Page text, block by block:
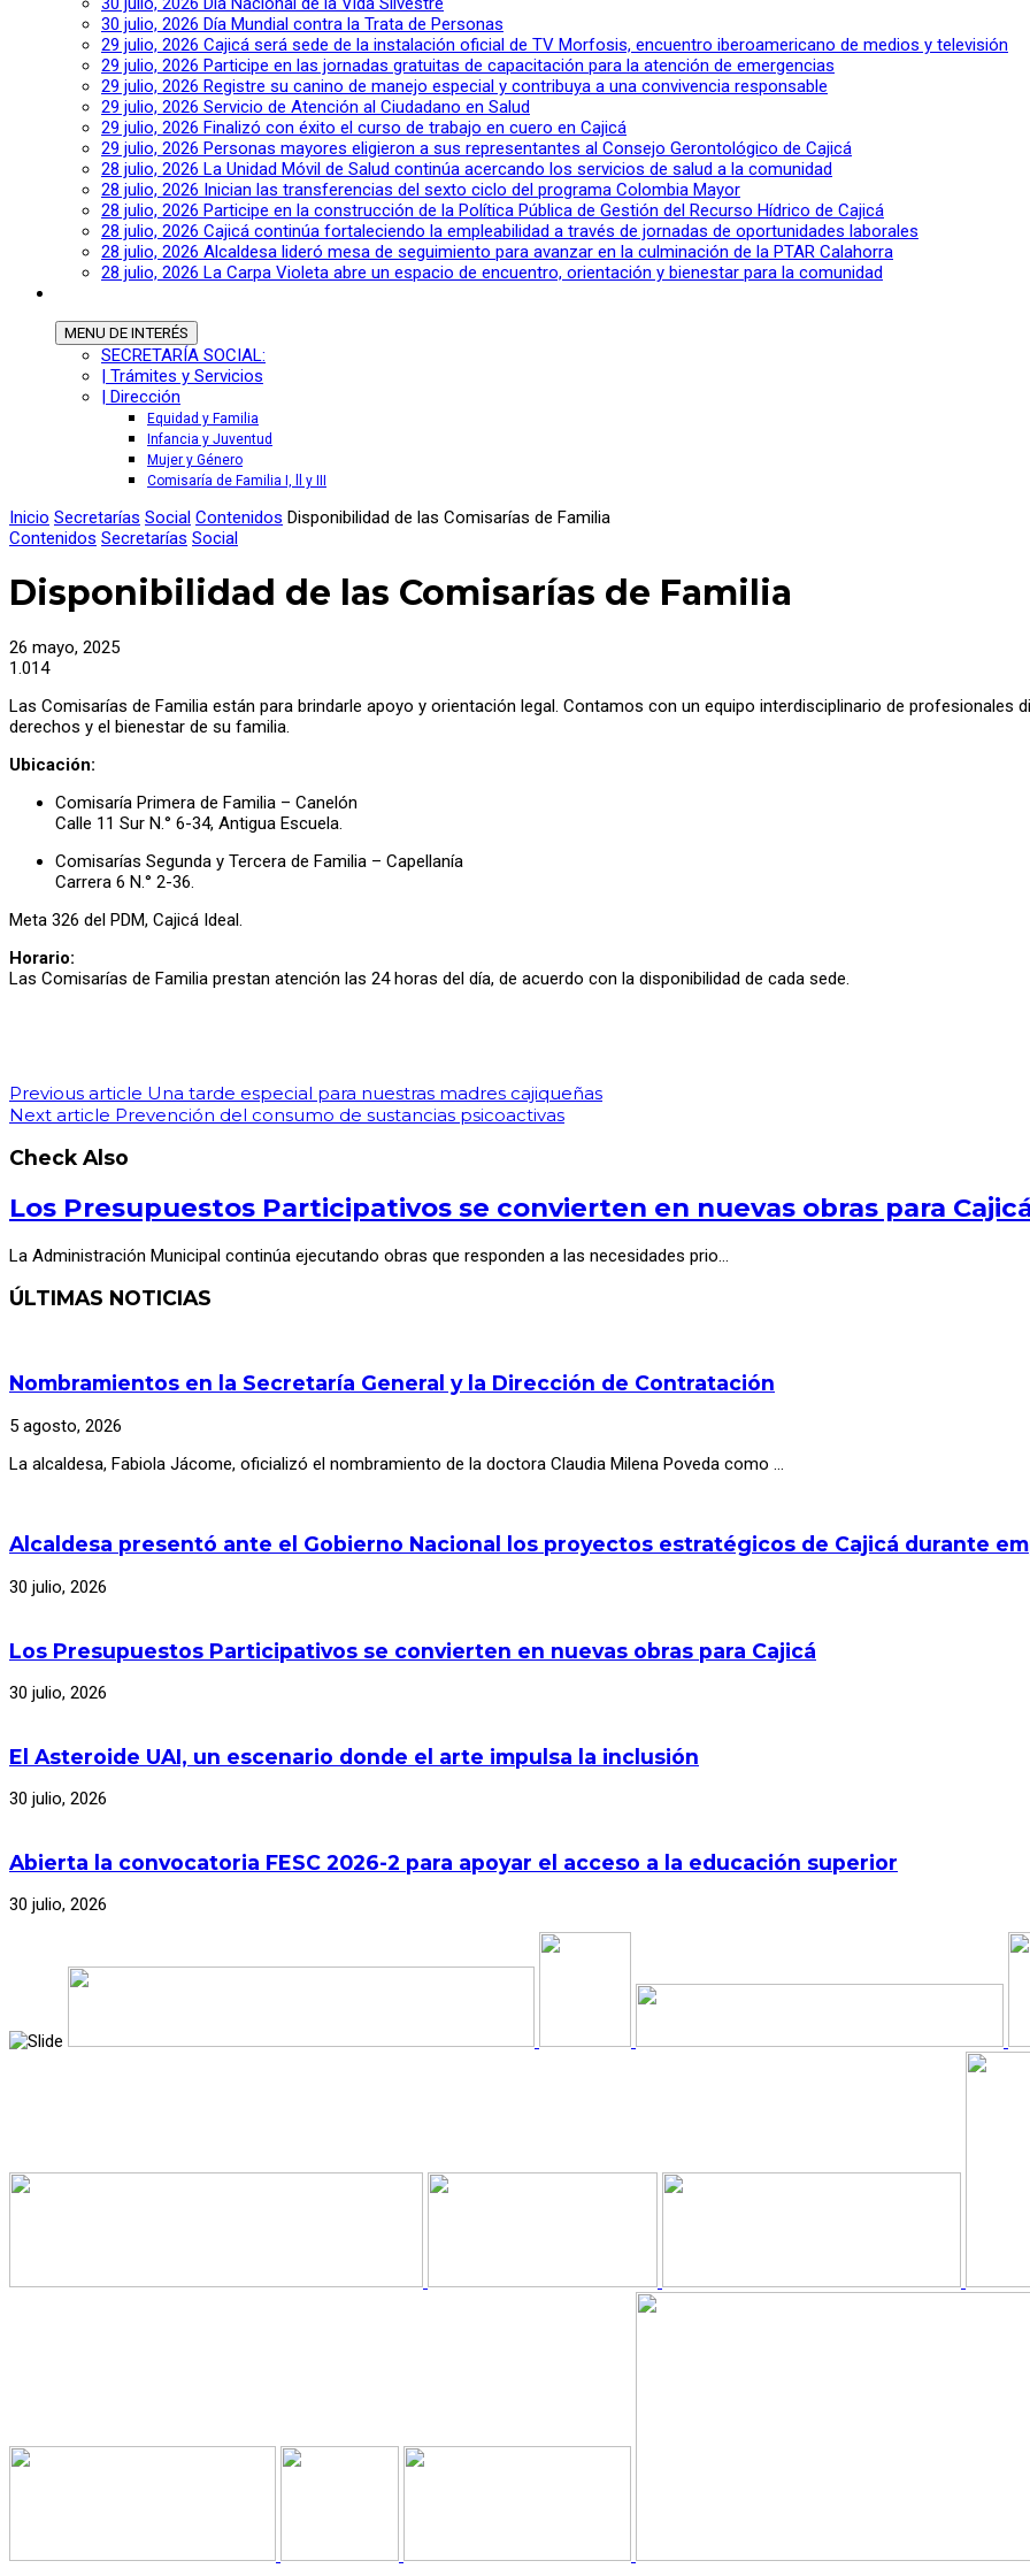
30 julio, 2026 Día Mundial contra la Trata de Personas
29 julio, 2026 Cajicá será sede de la instalación oficial de TV Morfosis, encuentro iberoamericano de medios y televisión
29 julio, 2026 Participe en las jornadas gratuitas de capacitación para la atención de emergencias
29 julio, 2026 Registre su canino de manejo especial y contribuya a una convivencia responsable
29 julio, 2026 Servicio de Atención al Ciudadano en Salud
29 julio, 2026 Finalizó con éxito el curso de trabajo en cuero en Cajicá
29 julio, 2026 Personas mayores eligieron a sus representantes al Consejo Gerontológico de Cajicá
28 julio, 2026 La Unidad Móvil de Salud continúa acercando los servicios de salud a la comunidad
28 julio, 2026 Inician las transferencias del sexto ciclo del programa Colombia Mayor
28 julio, 2026 Participe en la construcción de la Política Pública de Gestión del Recurso Hídrico de Cajicá
28 julio, 2026 Cajicá continúa fortaleciendo la empleabilidad a través de jornadas de oportunidades laborales
28 julio, 2026 Alcaldesa lideró mesa de seguimiento para avanzar en la culminación de la PTAR Calahorra
28 julio, 2026 La Carpa Violeta abre un espacio de encuentro, orientación y bienestar para la comunidad
MENU DE INTERÉS
SECRETARÍA SOCIAL:
| Trámites y Servicios
| Dirección
Equidad y Familia
Infancia y Juventud
Mujer y Género
Comisaría de Familia I, ll y III
Inicio Secretarías Social Contenidos Disponibilidad de las Comisarías de Familia
Contenidos Secretarías Social
Disponibilidad de las Comisarías de Familia
26 mayo, 2025
1.014
Las Comisarías de Familia están para brindarle apoyo y orientación legal. Contamos con un equipo interdisciplinario de
derechos y el bienestar de su familia.
Ubicación:
Comisaría Primera de Familia – Canelón
Calle 11 Sur N.° 6-34, Antigua Escuela.
Comisarías Segunda y Tercera de Familia – Capellanía
Carrera 6 N.° 2-36.
Meta 326 del PDM, Cajicá Ideal.
Horario:
Las Comisarías de Familia prestan atención las 24 horas del día, de acuerdo con la disponibilidad de cada sede.
Previous article Una tarde especial para nuestras madres cajiqueñas
Next article Prevención del consumo de sustancias psicoactivas
Check Also
Los Presupuestos Participativos se convierten en nuevas obras para
La Administración Municipal continúa ejecutando obras que responden a las necesidades prio…
ÚLTIMAS NOTICIAS
Nombramientos en la Secretaría General y la Dirección de Contratación
5 agosto, 2026
La alcaldesa, Fabiola Jácome, oficializó el nombramiento de la doctora Claudia Milena Poveda como …
Alcaldesa presentó ante el Gobierno Nacional los proyectos estratégicos de Cajicá durante
30 julio, 2026
Los Presupuestos Participativos se convierten en nuevas obras para Cajicá
30 julio, 2026
El Asteroide UAI, un escenario donde el arte impulsa la inclusión
30 julio, 2026
Abierta la convocatoria FESC 2026-2 para apoyar el acceso a la educación superior
30 julio, 2026